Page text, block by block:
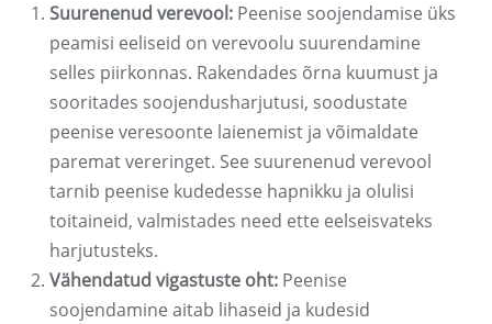
Suurenenud verevool: Peenise soojendamise üks
peamisi eeliseid on verevoolu suurendamine
selles piirkonnas. Rakendades õrna kuumust ja
sooritades soojendusharjutusi, soodustate
peenise veresoonte laienemist ja võimaldate
paremat vereringet. See suurenenud verevool
tarnib peenise kudedesse hapnikku ja olulisi
toitaineid, valmistades need ette eelseisvateks
harjutusteks.
Vähendatud vigastuste oht: Peenise
soojendamine aitab lihaseid ja kudesid